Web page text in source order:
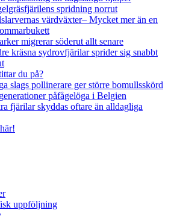
spridning norrut
värdväxter– Mycket mer än en
migrerar söderut allt senare
kräsna sydrovfjärilar sprider sig snabbt
du på?
slags pollinerare ger större bomullsskörd
påfågelöga i Belgien
fjärilar skyddas oftare än alldagliga
uppföljning